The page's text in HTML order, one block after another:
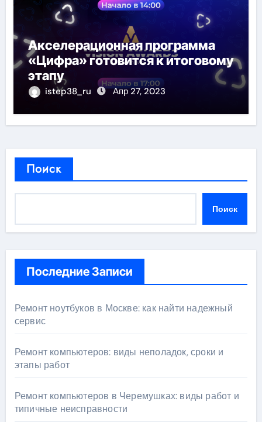
Акселерационная программа
«Цифра» готовится к итоговому
этапу
istep38_ru Апр 27, 2023
Поиск
Поиск
Последние Записи
Ремонт ноутбуков в Москве: как найти надежный
сервис
Ремонт компьютеров: виды неполадок, сроки и
этапы работ
Ремонт компьютеров в Черемушках: виды работ и
типичные неисправности